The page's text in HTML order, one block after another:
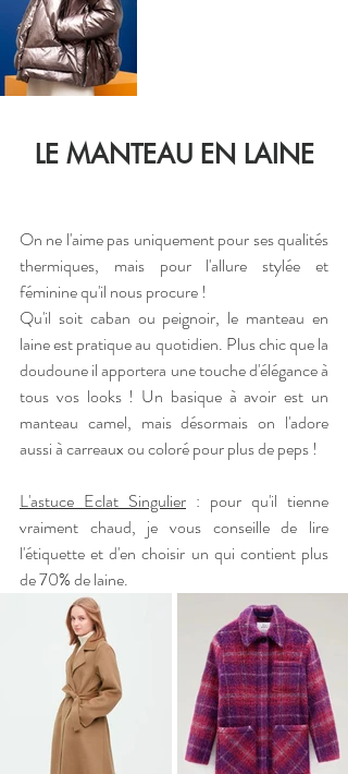
LE MANTEAU EN LAINE
On ne l'aime pas uniquement pour ses qualités
thermiques, mais pour l'allure stylée et
féminine qu'il nous procure !
Qu'il soit caban ou peignoir, le manteau en
laine est pratique au quotidien. Plus chic que la
doudoune il apportera une touche d'élégance à
tous vos looks ! Un basique à avoir est un
manteau camel, mais désormais on l'adore
aussi à carreaux ou coloré pour plus de peps !
L'astuce Eclat Singulier : pour qu'il tienne
vraiment chaud, je vous conseille de lire
l'étiquette et d'en choisir un qui contient plus
de 70% de laine.